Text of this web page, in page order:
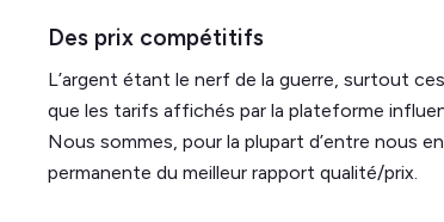
Des prix compétitifs
L’argent étant le nerf de la guerre, surtout
que les tarifs affichés par la plateforme
Nous sommes, pour la plupart d’entre nous
permanente du meilleur rapport qualité/prix.